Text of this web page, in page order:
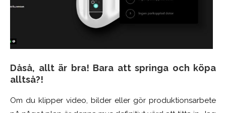
Dåså, allt är bra! Bara att springa och köpa
alltså?!
Om du klipper video, bilder eller gör produktionsarbete